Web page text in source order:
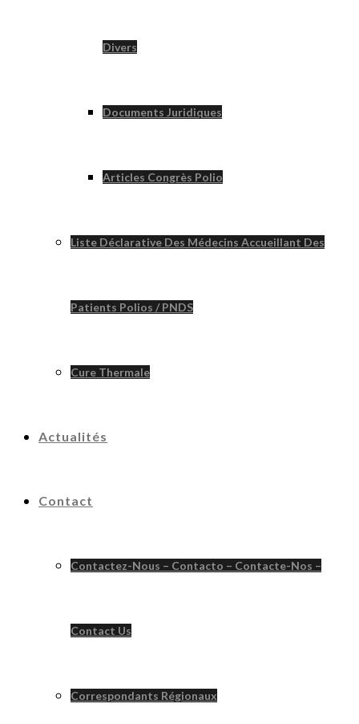
Divers
Documents Juridiques
Articles Congrès Polio
Liste Déclarative Des Médecins Accueillant Des
Patients Polios / PNDS
Cure Thermale
Actualités
Contact
Contactez-Nous – Contacto – Contacte-Nos –
Contact Us
Correspondants Régionaux